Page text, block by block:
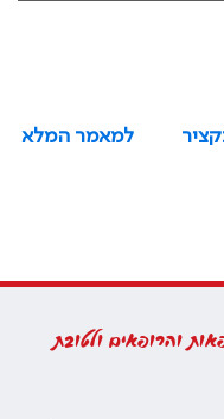
למאמר המלא
והרופאים ולטובת